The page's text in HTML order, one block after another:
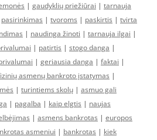
| gaudyklių priežiūrai | tarnauja
pasirinkimas | tvoroms | paskirtis | tvirta
| naudinga žinoti | tarnauja ilgai |
| patirtis | stogo danga |
| geriausia danga | faktai |
asmenų bankroto įstatymas |
| turintiems skolų | asmuo gali
| pagalba | kaip elgtis | naujas
| asmens bankrotas | europos
asmeniui | bankrotas | kiek